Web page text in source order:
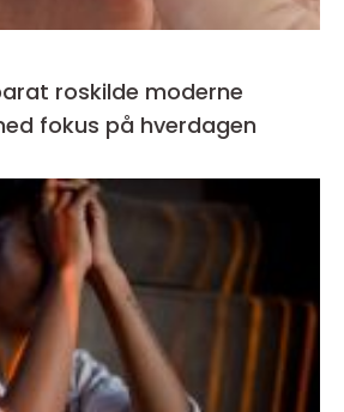
moderne
fokus på hverdagen